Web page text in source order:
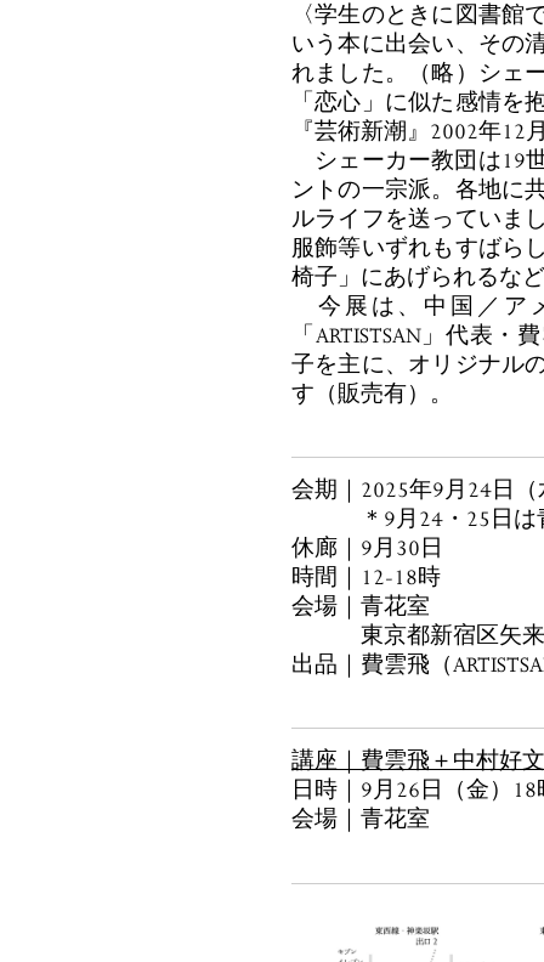
〈学生のときに図書館
いう本に出会い、その
れました。（略）シェ
「恋心」に似た感情を
『芸術新潮』2002年
シェーカー教団は19
ントの一宗派。各地に
ルライフを送っていま
服飾等いずれもすばら
椅子」にあげられるな
今展は、中国／ア
「ARTISTSAN」代表
子を主に、オリジナル
す（販売有）。
会期｜2025年9月24日
＊9月24・25日は
休廊｜9月30日
時間｜12-18時
会場｜青花室
東京都新宿区矢来
出品｜費雲飛（
講座｜費雲飛＋中村好
日時｜9月26日（金）
会場｜青花室